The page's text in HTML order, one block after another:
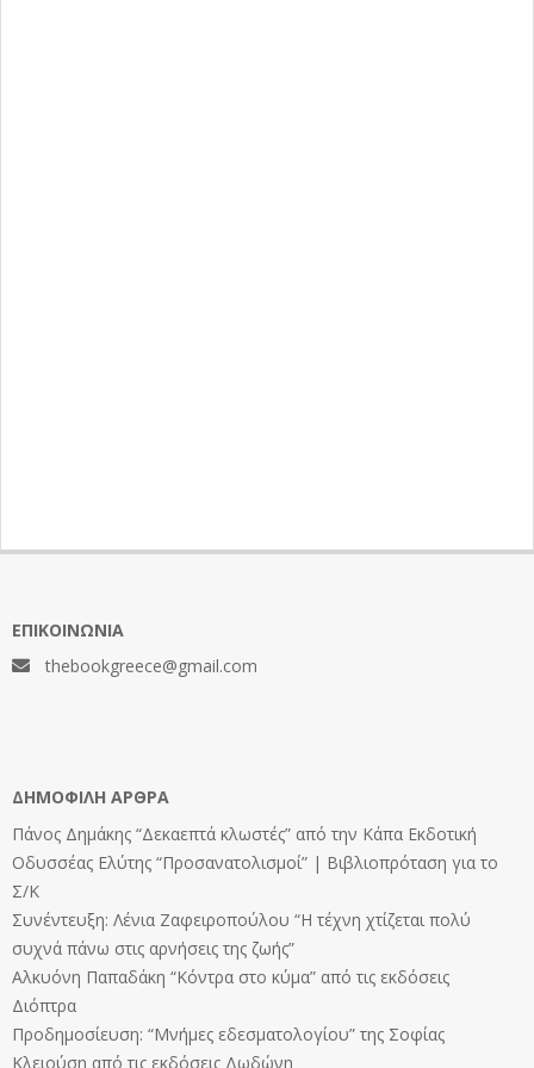
ΕΠΙΚΟΙΝΩΝΊΑ
thebookgreece@gmail.com
ΔΗΜΟΦΙΛΉ ΆΡΘΡΑ
Πάνος Δημάκης “Δεκαεπτά κλωστές” από την Κάπα Εκδοτική
Οδυσσέας Ελύτης “Προσανατολισμοί” | Βιβλιοπρόταση για το
Σ/Κ
Συνέντευξη: Λένια Ζαφειροπούλου “Η τέχνη χτίζεται πολύ
συχνά πάνω στις αρνήσεις της ζωής”
Αλκυόνη Παπαδάκη “Κόντρα στο κύμα” από τις εκδόσεις
Διόπτρα
Προδημοσίευση: “Μνήμες εδεσματολογίου” της Σοφίας
Κλειούση από τις εκδόσεις Δωδώνη